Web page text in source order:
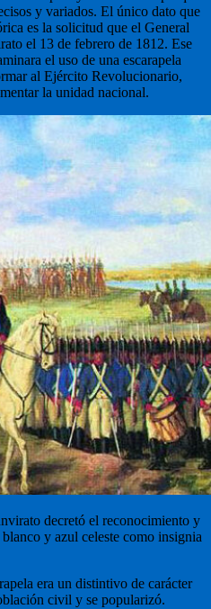
y variados. El único dato que
es la solicitud que el General
el 13 de febrero de 1812. Ese
el uso de una escarapela
al Ejército Revolucionario,
la unidad nacional.
decretó el reconocimiento y
y azul celeste como insignia
era un distintivo de carácter
civil y se popularizó.